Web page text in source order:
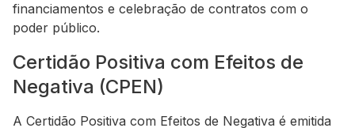
financiamentos e celebração de contratos com o
poder público.
Certidão Positiva com Efeitos de
Negativa (CPEN)
A Certidão Positiva com Efeitos de Negativa é emitida